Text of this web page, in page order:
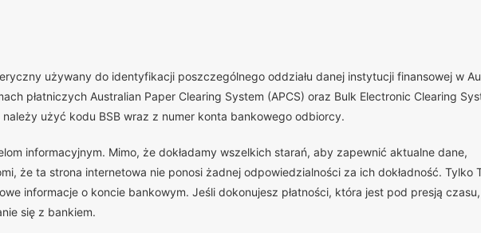
używany do identyfikacji poszczególnego oddziału danej instytucji finansowej w
płatniczych Australian Paper Clearing System (APCS) oraz Bulk Electronic Clearing
należy użyć kodu BSB wraz z numer konta bankowego odbiorcy.
informacyjnym. Mimo, że dokładamy wszelkich starań, aby zapewnić aktualne dane,
że ta strona internetowa nie ponosi żadnej odpowiedzialności za ich dokładność. Tylko
informacje o koncie bankowym. Jeśli dokonujesz płatności, która jest pod presją czasu,
się z bankiem.